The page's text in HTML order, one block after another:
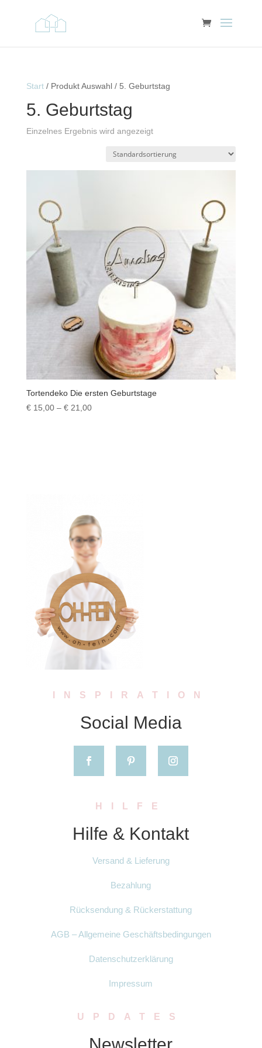
Start/ Produkt Auswahl / 5. Geburtstag
5. Geburtstag
Einzelnes Ergebnis wird angezeigt
Tortendeko Die ersten Geburtstage
€15,00 – €21,00Preisspanne:
INSPIRATION
Social Media
HILFE
Hilfe & Kontakt
Versand & Lieferung
Bezahlung
Rücksendung & Rückerstattung
AGB – Allgemeine Geschäftsbedingungen
Datenschutzerklärung
Impressum
UPDATES
Newsletter